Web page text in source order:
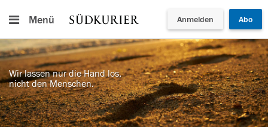
Menü Anmelden Abo
Wir lassen nur die Hand los,
nicht den Menschen.